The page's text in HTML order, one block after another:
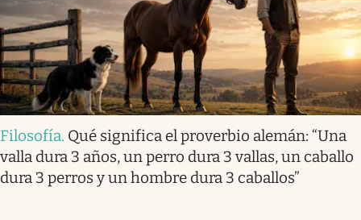
Filosofía. Qué significa el proverbio alemán: “Una
valla dura 3 años, un perro dura 3 vallas, un caballo
dura 3 perros y un hombre dura 3 caballos”